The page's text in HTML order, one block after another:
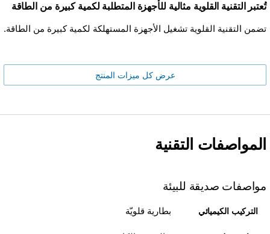
تُعتبر التقنية القلوية مثالية للأجهزة المتطلبة لكمية كبيرة من الطاقة
تضمن التقنية القلوية تشغيل الأجهزة المستهلكة لكمية كبيرة من الطاقة.
عرض كل ميزات المنتج
المواصفات التقنية
مواصفات صديقة للبيئة
التركيب الكيميائي بطارية قلويّة